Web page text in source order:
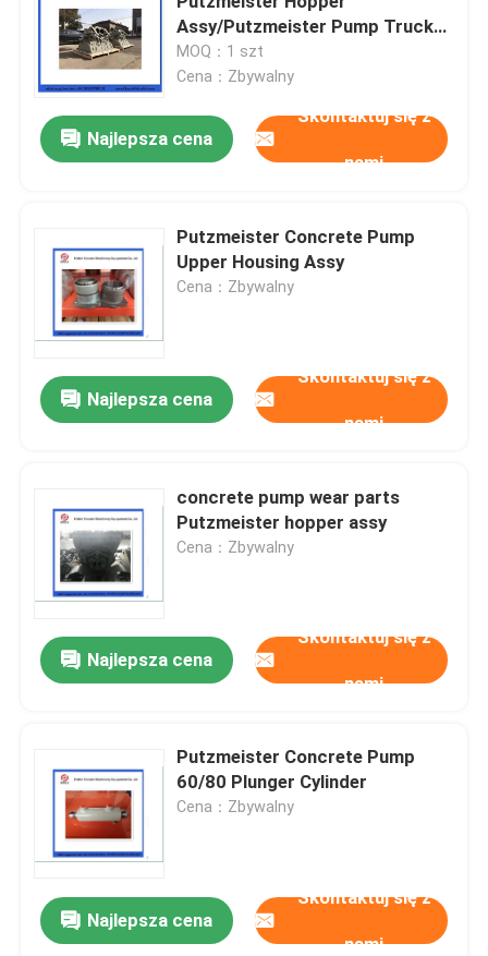
Assy/Putzmeister Pump Truck
Hopper Assy
MOQ：1 szt
Cena：Zbywalny
Najlepsza cena
Skontaktuj się z
nami
Putzmeister Concrete Pump
Upper Housing Assy
Cena：Zbywalny
Najlepsza cena
Skontaktuj się z
nami
concrete pump wear parts
Putzmeister hopper assy
Cena：Zbywalny
Najlepsza cena
Skontaktuj się z
nami
Putzmeister Concrete Pump
60/80 Plunger Cylinder
Cena：Zbywalny
Najlepsza cena
Skontaktuj się z
nami